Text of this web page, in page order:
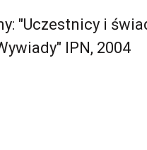
"Uczestnicy i
IPN, 2004